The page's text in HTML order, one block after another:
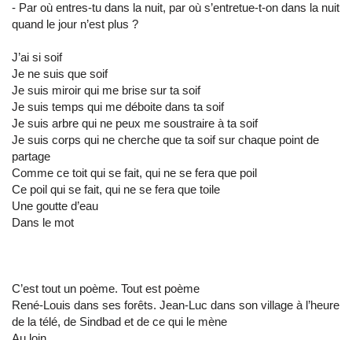
- Par où entres-tu dans la nuit, par où s’entretue-t-on dans la nuit
quand le jour n’est plus ?
J’ai si soif
Je ne suis que soif
Je suis miroir qui me brise sur ta soif
Je suis temps qui me déboite dans ta soif
Je suis arbre qui ne peux me soustraire à ta soif
Je suis corps qui ne cherche que ta soif sur chaque point de
partage
Comme ce toit qui se fait, qui ne se fera que poil
Ce poil qui se fait, qui ne se fera que toile
Une goutte d’eau
Dans le mot
C’est tout un poème. Tout est poème
René-Louis dans ses forêts. Jean-Luc dans son village à l’heure
de la télé, de Sindbad et de ce qui le mène